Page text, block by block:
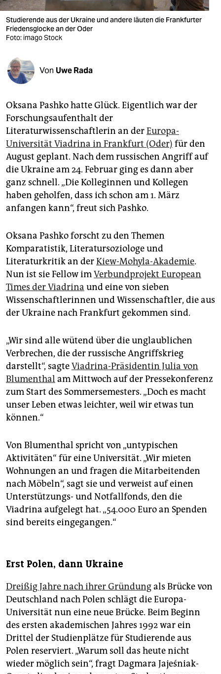
verlag
veranstaltungen
fragen & hilfe
abo
genossenschaft
epaper login
Studierende aus der Ukraine und andere läuten die Frankfurter
Friedensglocke an der Oder
Foto: imago Stock
Von Uwe Rada
Oksana Pashko hatte Glück. Eigentlich war der
Forschungsaufenthalt der
Literaturwissenschaftlerin an derEuropa-
Universität Viadrina in Frankfurt (Oder) für den
August geplant. Nach dem russischen Angriff auf
die Ukraine am 24. Februar ging es dann aber
ganz schnell. „Die Kolleginnen und Kollegen
haben geholfen, dass ich schon am 1. März
anfangen kann“, freut sich Pashko.
Oksana Pashko forscht zu den Themen
Komparatistik, Literatursoziologe und
Literaturkritik an derKiew-Mohyla-Akademie.
Nun ist sie Fellow imVerbundprojekt European
Times der Viadrina und eine von sieben
Wissenschaftlerinnen und Wissenschaftler, die aus
der Ukraine nach Frankfurt gekommen sind.
„Wir sind alle wütend über die unglaublichen
Verbrechen, die der russische Angriffskrieg
darstellt“, sagteViadrina-Präsidentin Julia von
Blumenthal am Mittwoch auf der Pressekonferenz
zum Start des Sommersemesters. „Doch es macht
unser Leben etwas leichter, weil wir etwas tun
können.“
Von Blumenthal spricht von „untypischen
Aktivitäten“ für eine Universität. „Wir mieten
Wohnungen an und fragen die Mitarbeitenden
nach Möbeln“, sagt sie und verweist auf einen
Unterstützungs- und Notfallfonds, den die
Viadrina aufgelegt hat. „54.000 Euro an Spenden
sind bereits eingegangen.“
Erst Polen, dann Ukraine
Dreißig Jahre nach ihrer Gründungals Brücke von
Deutschland nach Polen schlägt die Europa-
Universität nun eine neue Brücke. Beim Beginn
des ersten akademischen Jahres 1992 war ein
Drittel der Studienplätze für Studierende aus
Polen reserviert. „Warum soll das heute nicht
wieder möglich sein“, fragt Dagmara Jajeśniak-